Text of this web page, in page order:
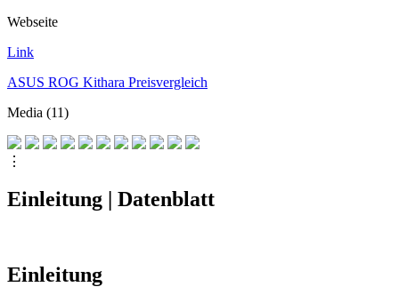
Webseite
Link
ASUS ROG Kithara Preisvergleich
Media (11)
⋮
Einleitung | Datenblatt
Einleitung